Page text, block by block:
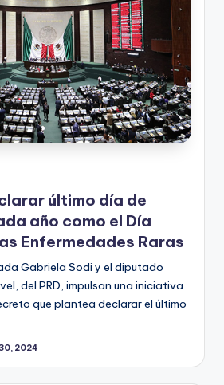
último día de
año como el Día
Enfermedades Raras
Gabriela Sodi y el diputado
del PRD, impulsan una iniciativa
que plantea declarar el último
2024